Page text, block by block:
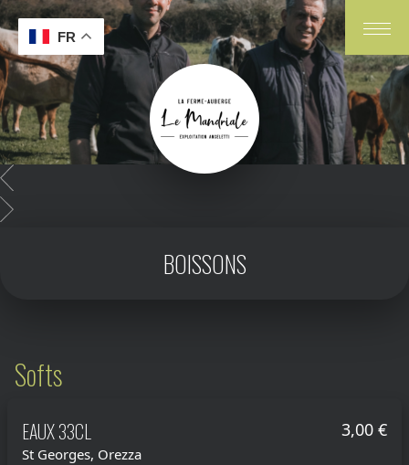
BOISSONS
Softs
EAUX 33CL 3,00 €
St Georges, Orezza
FR